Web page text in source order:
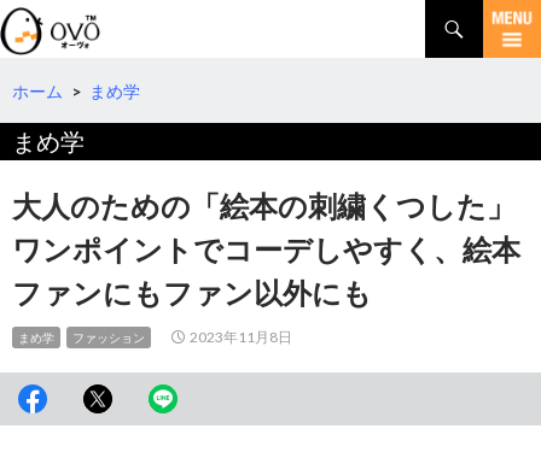
検
索
コ
テ
へ
動
ホーム > まめ学
まめ学
大人のための「絵本の刺繍くつした」
ワンポイントでコーデしやすく、絵本
ファンにもファン以外にも
まめ学 ファッション 2023年11月8日